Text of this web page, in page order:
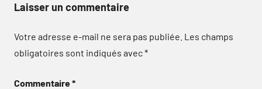
Laisser un commentaire
Votre adresse e-mail ne sera pas publiée. Les champs
obligatoires sont indiqués avec*
Commentaire*